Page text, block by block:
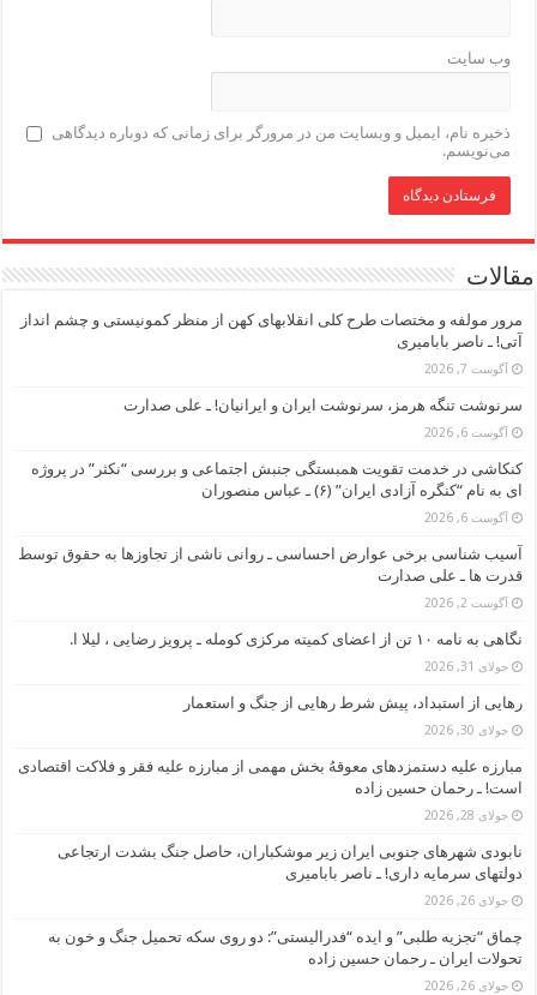
وب‌ سایت
ذخیره نام، ایمیل و وبسایت من در مرورگر برای زمانی که دوباره دیدگاهی
می‌نویسم.
مقالات
مرور مولفه و مختصات طرح کلی انقلابهای کهن از منظر کمونیستی و چشم انداز
آتی! ـ ناصر بابامیری
آگوست 7, 2026
سرنوشت تنگه هرمز، سرنوشت ایران و ایرانیان! ـ علی صدارت
آگوست 6, 2026
کنکاشی در خدمت تقویت همبستگی جنبش اجتماعی و بررسی “نکثر” در پروژه
ای به نام “کنگره آزادی ایران” (۶) ـ عباس منصوران
آگوست 6, 2026
آسیب شناسی برخی عوارض احساسی ـ روانی ناشی از تجاوزها به حقوق توسط
قدرت ها ـ علی صدارت
آگوست 2, 2026
نگاهی به نامه ۱۰ تن از اعضای کمیته مرکزی کومله ـ پرویز رضایی ، لیلا ا.
جولای 31, 2026
رهایی از استبداد، پیش شرط رهایی از جنگ و استعمار
جولای 30, 2026
مبارزه علیه دستمزدهای معوقهُ بخش مهمی از مبارزه علیه فقر و فلاکت اقتصادی
است! ـ رحمان حسین زاده
جولای 28, 2026
نابودی شهرهای جنوبی ایران زیر موشکباران، حاصل جنگ بشدت ارتجاعی
دولتهای سرمایه داری! ـ ناصر بابامیری
جولای 26, 2026
چماق “تجزیه طلبی” و ایده “فدرالیستی”: دو روی سکه تحمیل جنگ و خون به
تحولات ایران ـ رحمان حسین زاده
جولای 26, 2026